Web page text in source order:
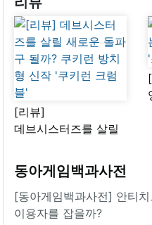
[리뷰]
데브시스터즈를 살릴
쿠키런 방치형 신작
'쿠키런 크럼블'
동아게임백과사전
[동아게임백과사전] 안티
이용자를 잡을까?